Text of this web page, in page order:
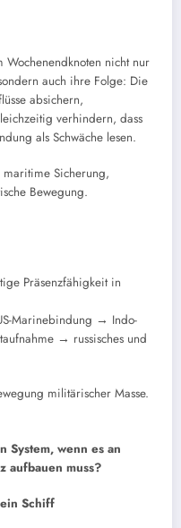
nicht nur
auch ihre Folge: Die
absichern,
verhindern, dass
als Schwäche lesen.
Sicherung,
Bewegung.
Präsenzfähigkeit in
Marinebindung → Indo-
→ russisches und
militärischer Masse.
wenn es an
aufbauen muss?
Schiff